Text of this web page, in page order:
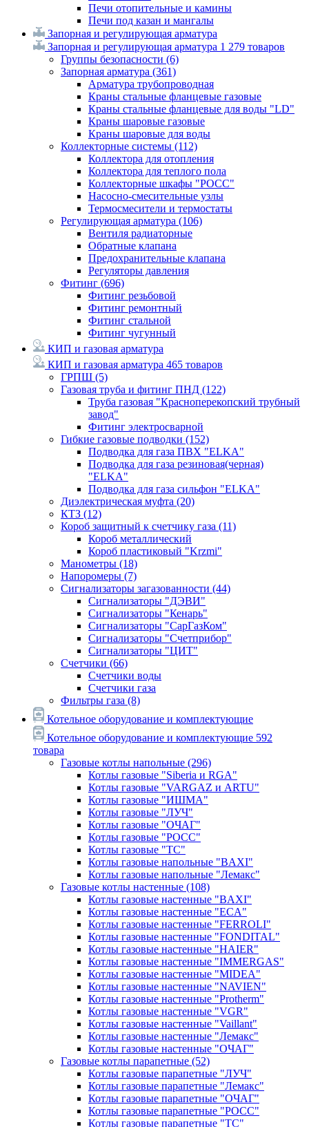
Печи отопительные и камины
Печи под казан и мангалы
Запорная и регулирующая арматура
Запорная и регулирующая арматура 1 279 товаров
Группы безопасности (6)
Запорная арматура (361)
Арматура трубопроводная
Краны стальные фланцевые газовые
Краны стальные фланцевые для воды "LD"
Краны шаровые газовые
Краны шаровые для воды
Коллекторные системы (112)
Коллектора для отопления
Коллектора для теплого пола
Коллекторные шкафы "РОСС"
Насосно-смесительные узлы
Термосмесители и термостаты
Регулирующая арматура (106)
Вентиля радиаторные
Обратные клапана
Предохранительные клапана
Регуляторы давления
Фитинг (696)
Фитинг резьбовой
Фитинг ремонтный
Фитинг стальной
Фитинг чугунный
КИП и газовая арматура
КИП и газовая арматура 465 товаров
ГРПШ (5)
Газовая труба и фитинг ПНД (122)
Труба газовая "Красноперекопский трубный
завод"
Фитинг электросварной
Гибкие газовые подводки (152)
Подводка для газа ПВХ "ELKA"
Подводка для газа резиновая(черная)
"ELKA"
Подводка для газа сильфон "ELKA"
Диэлектрическая муфта (20)
КТЗ (12)
Короб защитный к счетчику газа (11)
Короб металлический
Короб пластиковый "Krzmi"
Манометры (18)
Напоромеры (7)
Сигнализаторы загазованности (44)
Сигнализаторы "ДЭВИ"
Сигнализаторы "Кенарь"
Сигнализаторы "СарГазКом"
Сигнализаторы "Счетприбор"
Сигнализаторы "ЦИТ"
Счетчики (66)
Счетчики воды
Счетчики газа
Фильтры газа (8)
Котельное оборудование и комплектующие
Котельное оборудование и комплектующие 592
товара
Газовые котлы напольные (296)
Котлы газовые "Siberia и RGA"
Котлы газовые "VARGAZ и ARTU"
Котлы газовые "ИШМА"
Котлы газовые "ЛУЧ"
Котлы газовые "ОЧАГ"
Котлы газовые "РОСС"
Котлы газовые "ТС"
Котлы газовые напольные "BAXI"
Котлы газовые напольные "Лемакс"
Газовые котлы настенные (108)
Котлы газовые настенные "BAXI"
Котлы газовые настенные "ECA"
Котлы газовые настенные "FERROLI"
Котлы газовые настенные "FONDITAL"
Котлы газовые настенные "HAIER"
Котлы газовые настенные "IMMERGAS"
Котлы газовые настенные "MIDEA"
Котлы газовые настенные "NAVIEN"
Котлы газовые настенные "Protherm"
Котлы газовые настенные "VGR"
Котлы газовые настенные "Vaillant"
Котлы газовые настенные "Лемакс"
Котлы газовые настенные "ОЧАГ"
Газовые котлы парапетные (52)
Котлы газовые парапетные "ЛУЧ"
Котлы газовые парапетные "Лемакс"
Котлы газовые парапетные "ОЧАГ"
Котлы газовые парапетные "РОСС"
Котлы газовые парапетные "ТС"